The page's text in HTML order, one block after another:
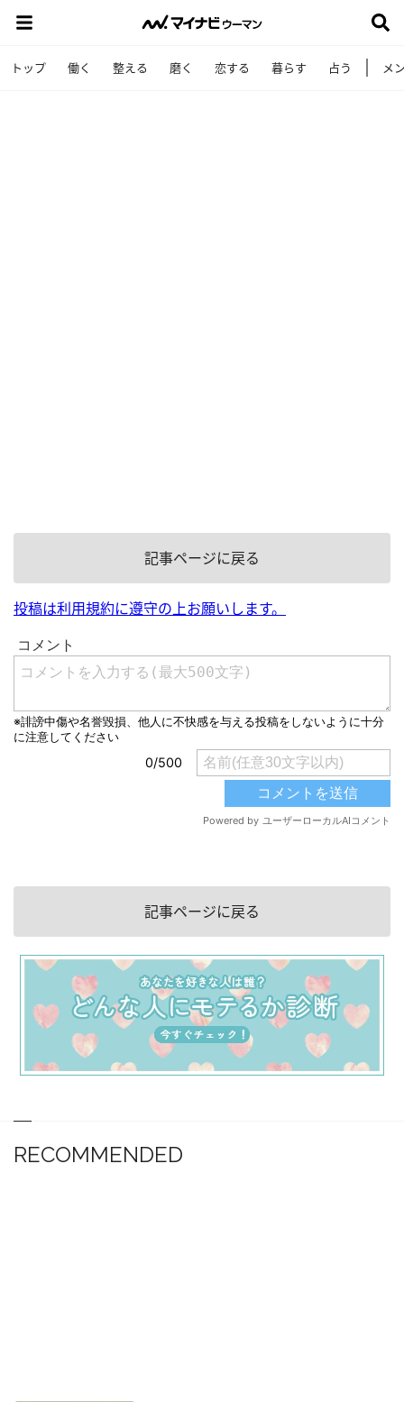
トップ 働く 整える 磨く 恋する 暮らす 占う メ
記事ページに戻る
投稿は利用規約に遵守の上お願いします。
記事ページに戻る
RECOMMENDED